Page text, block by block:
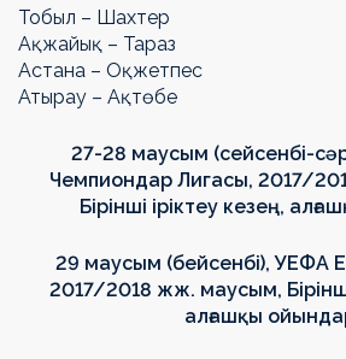
Тобыл – Шахтер
Ақжайық – Тараз
Астана – Оқжетпес
Атырау – Ақтөбе
27-28 маусым (сейсенбі-
Чемпиондар Лигасы, 2017/
Бірінші іріктеу кезең,
29 маусым (бейсенбі), УЕФА
2017/2018 жж. маусым,
алғашқы